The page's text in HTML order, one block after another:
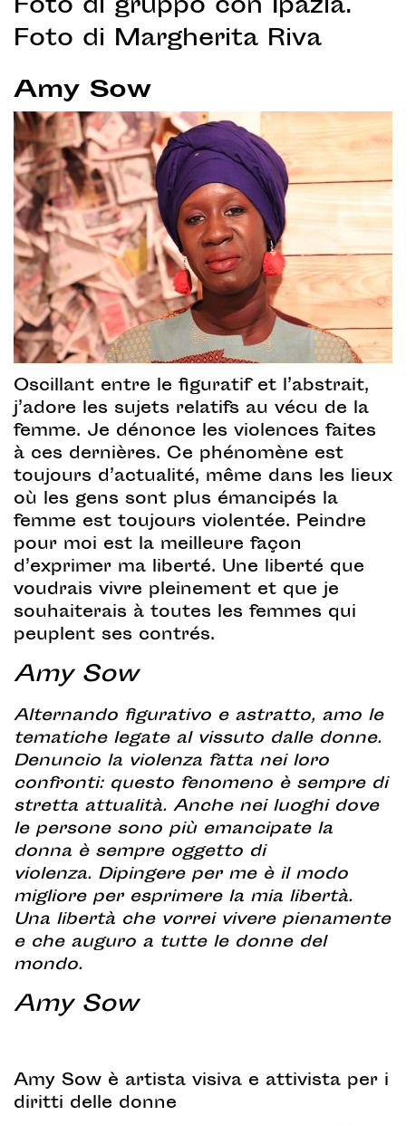
Foto di gruppo con Ipazia.
Foto di Margherita Riva
Amy Sow
Oscillant entre le figuratif et l’abstrait,
j’adore les sujets relatifs au vécu de la
femme. Je dénonce les violences faites
à ces dernières. Ce phénomène est
toujours d’actualité, même dans les lieux
où les gens sont plus émancipés la
femme est toujours violentée. Peindre
pour moi est la meilleure façon
d’exprimer ma liberté. Une liberté que
voudrais vivre pleinement et que je
souhaiterais à toutes les femmes qui
peuplent ses contrés.
Amy Sow
Alternando figurativo e astratto, amo le
tematiche legate al vissuto dalle donne.
Denuncio la violenza fatta nei loro
confronti: questo fenomeno è sempre di
stretta attualità. Anche nei luoghi dove
le persone sono più emancipate la
donna è sempre oggetto di
violenza. Dipingere per me è il modo
migliore per esprimere la mia libertà.
Una libertà che vorrei vivere pienamente
e che auguro a tutte le donne del
mondo.
Amy Sow
Amy Sow è artista visiva e attivista per i
diritti delle donne